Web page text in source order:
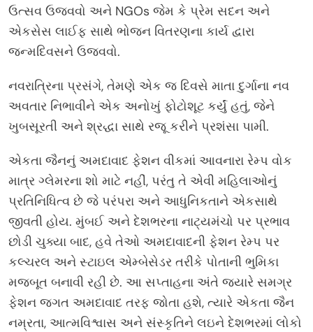
ઉત્સવ ઉજવવો અને NGOs જેમ કે પ્રેમ સદન અને
એકસેસ લાઈફ સાથે ભોજન વિતરણના કાર્ય દ્વારા
જન્મદિવસને ઉજવવો.
નવરાત્રિના પ્રસંગે, તેમણે એક જ દિવસે માતા દુર્ગાના નવ
અવતાર નિભાવીને એક અનોખું ફોટોશૂટ કર્યું હતું, જેને
ખુબસૂરતી અને શ્રદ્ધા સાથે રજૂ કરીને પ્રશંસા પામી.
એકતા જૈનનું અમદાવાદ ફેશન વીકમાં આવનારા રેમ્પ વોક
માત્ર ગ્લેમરના શો માટે નહીં, પરંતુ તે એવી મહિલાઓનું
પ્રતિનિધિત્વ છે જે પરંપરા અને આધુનિકતાને એકસાથે
જીવતી હોય. મુંબઈ અને દેશભરના નાટ્યમંચો પર પ્રભાવ
છોડી ચુક્યા બાદ, હવે તેઓ અમદાવાદની ફેશન રેમ્પ પર
કલ્ચરલ અને સ્ટાઇલ એમ્બેસેડર તરીકે પોતાની ભુમિકા
મજબૂત બનાવી રહી છે. આ સપ્તાહના અંતે જ્યારે સમગ્ર
ફેશન જગત અમદાવાદ તરફ જોતા હશે, ત્યારે એકતા જૈન
નમ્રતા, આત્મવિશ્વાસ અને સંસ્કૃતિને લઇને દેશભરમાં લોકો